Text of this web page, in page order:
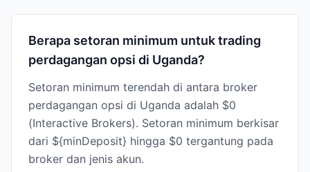
Berapa setoran minimum untuk trading
perdagangan opsi di Uganda?
Setoran minimum terendah di antara broker
perdagangan opsi di Uganda adalah $0
(Interactive Brokers). Setoran minimum berkisar
dari ${minDeposit} hingga $0 tergantung pada
broker dan jenis akun.